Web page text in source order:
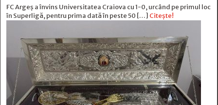
FC Argeș a învins Universitatea Craiova cu 1-0, urcând pe primul loc
în Superligă, pentru prima dată în peste 50 […] Citește!